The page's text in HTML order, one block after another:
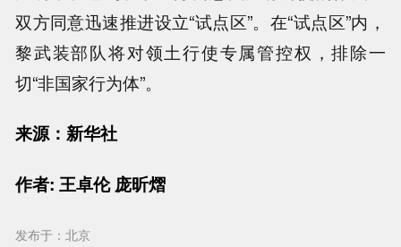
双方同意迅速推进设立“试点区”。在“试点区”内，
黎武装部队将对领土行使专属管控权，排除一
切“非国家行为体”。
来源：新华社
作者: 王卓伦 庞昕熠
发布于：北京